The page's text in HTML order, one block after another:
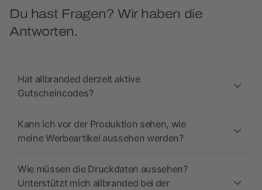
Du hast Fragen? Wir haben die
Antworten.
Hat allbranded derzeit aktive
Gutscheincodes?
Kann ich vor der Produktion sehen, wie
meine Werbeartikel aussehen werden?
Wie müssen die Druckdaten aussehen?
Unterstützt mich allbranded bei der